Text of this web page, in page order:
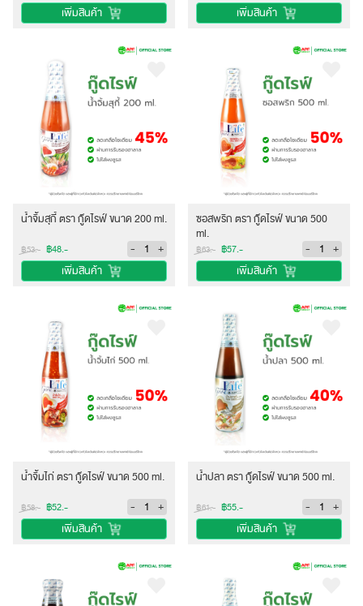
เพิ่มสินค้า
เพิ่มสินค้า
น้ำจิ้มสุกี้ ตรา กู๊ดไรฟ์ ขนาด 200 ml.
฿53.- ฿48.- -
+
เพิ่มสินค้า
ซอสพริก ตรา กู๊ดไรฟ์ ขนาด 500
ml.
฿63.- ฿57.- -
+
เพิ่มสินค้า
น้ำจิ้มไก่ ตรา กู๊ดไรฟ์ ขนาด 500 ml.
฿58.- ฿52.- -
+
เพิ่มสินค้า
น้ำปลา ตรา กู๊ดไรฟ์ ขนาด 500 ml.
฿61.- ฿55.- -
+
เพิ่มสินค้า